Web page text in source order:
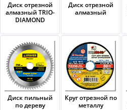
Диск отрезной
алмазный TRIO-
DIAMOND
Диск отрезной
алмазный
Диск пильный
по дереву
Круг отрезной по
металлу